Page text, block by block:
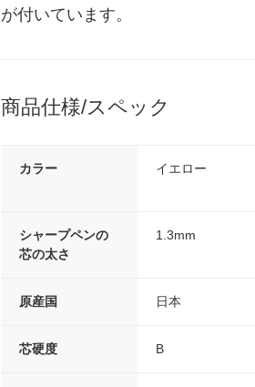
が付いています。
商品仕様/スペック
カラー イエロー
シャープペンの
芯の太さ
1.3mm
原産国 日本
芯硬度 B